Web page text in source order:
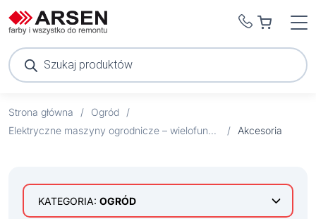
Wyszukiwarka
produktów
Strona główna / Ogród
/
Elektryczne maszyny ogrodnicze – wielofunkcyjne urządzenia
/ Akcesoria
KATEGORIA: OGRÓD